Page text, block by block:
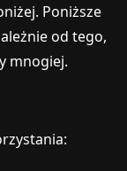
Poniższe
od tego,
mnogiej.